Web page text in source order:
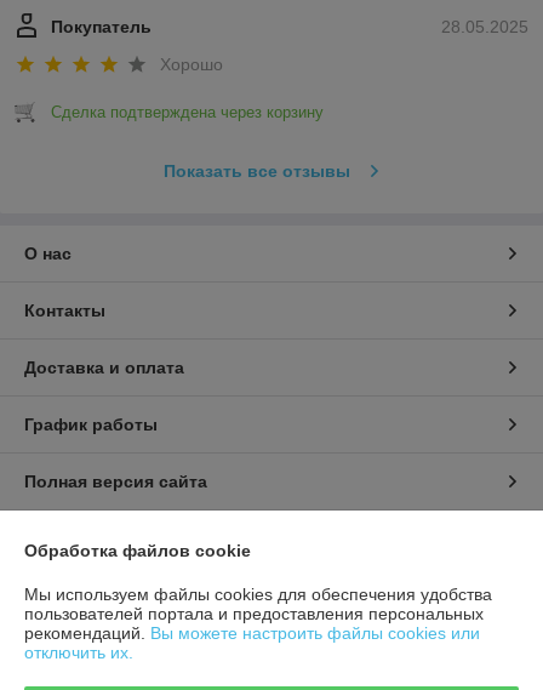
28.05.2025
Покупатель
Хорошо
Сделка подтверждена через корзину
Показать все отзывы
О нас
Контакты
Доставка и оплата
График работы
Полная версия сайта
Сайт создан на платформе Deal.by
Обработка файлов cookie
Мы используем файлы cookies для обеспечения удобства
пользователей портала и предоставления персональных
рекомендаций. Вы можете настроить файлы cookies или
отключить их.